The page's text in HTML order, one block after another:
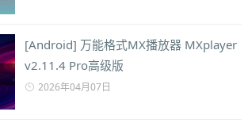
[Android] 万能格式MX播放器 MXplayer
v2.11.4 Pro高级版
2026年04月07日